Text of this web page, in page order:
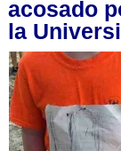
acosado
la